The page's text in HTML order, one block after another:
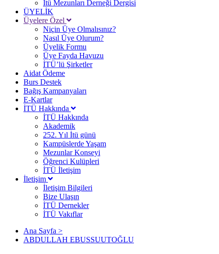
İtü Mezunları Derneği Dergisi
ÜYELİK
Üyelere Özel
Niçin Üye Olmalısınız?
Nasıl Üye Olurum?
Üyelik Formu
Üye Fayda Havuzu
İTÜ’lü Şirketler
Aidat Ödeme
Burs Destek
Bağış Kampanyaları
E-Kartlar
İTÜ Hakkında
İTÜ Hakkında
Akademik
252. Yıl İtü günü
Kampüslerde Yaşam
Mezunlar Konseyi
Öğrenci Kulüpleri
İTÜ İletişim
İletişim
İletişim Bilgileri
Bize Ulaşın
İTÜ Dernekler
İTÜ Vakıflar
Ana Sayfa >
ABDULLAH EBUSSUUTOĞLU